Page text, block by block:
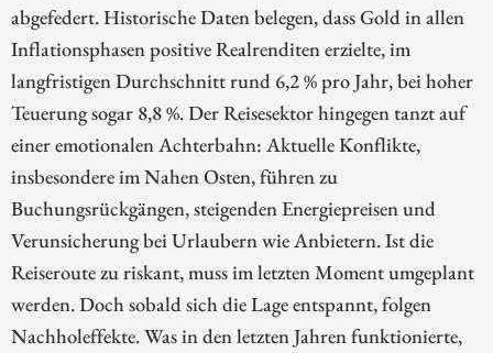
abgefedert. Historische Daten belegen, dass Gold in allen
Inflationsphasen positive Realrenditen erzielte, im
langfristigen Durchschnitt rund 6,2 % pro Jahr, bei hoher
Teuerung sogar 8,8 %. Der Reisesektor hingegen tanzt auf
einer emotionalen Achterbahn: Aktuelle Konflikte,
insbesondere im Nahen Osten, führen zu
Buchungsrückgängen, steigenden Energiepreisen und
Verunsicherung bei Urlaubern wie Anbietern. Ist die
Reiseroute zu riskant, muss im letzten Moment umgeplant
werden. Doch sobald sich die Lage entspannt, folgen
Nachholeffekte. Was in den letzten Jahren funktionierte,